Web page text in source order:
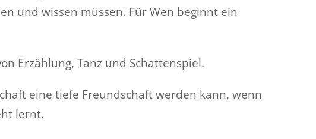
und wissen müssen. Für Wen beginnt ein
Erzählung, Tanz und Schattenspiel.
eine tiefe Freundschaft werden kann, wenn
lernt.